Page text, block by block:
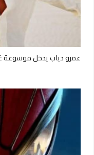
عمرو دياب يدخل موسوعة